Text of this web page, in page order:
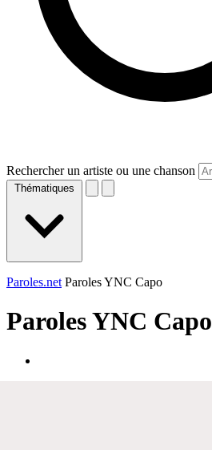
Rechercher un artiste ou une chanson
Thématiques
Paroles.net Paroles YNC Capo
ParolesYNC Capo